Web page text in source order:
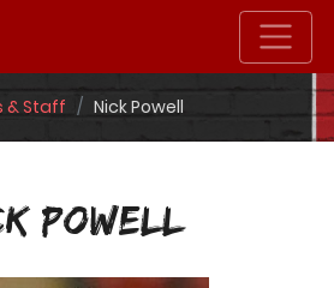
& Staff Nick Powell
POWELL